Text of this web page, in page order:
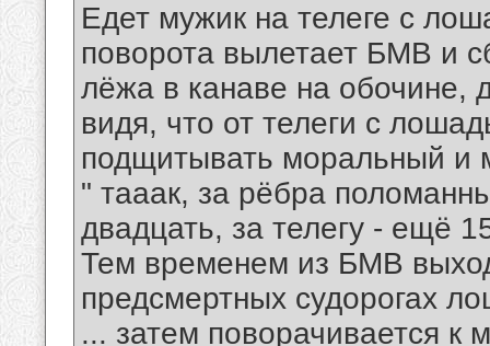
Едет мужик на телеге с
поворота вылетает БМВ и
лёжа в канаве на обочине,
видя, что от телеги с
подщитывать моральный и
" тааак, за рёбра
двадцать, за телегу - ещё
Тем временем из БМВ
предсмертных судорогах
... затем поворачивается к